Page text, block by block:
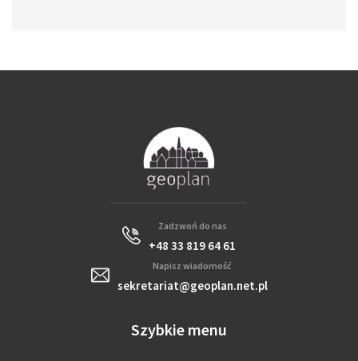
Zadzwoń do nas
+48 33 819 64 61
Napisz wiadomość
sekretariat@geoplan.net.pl
Szybkie menu